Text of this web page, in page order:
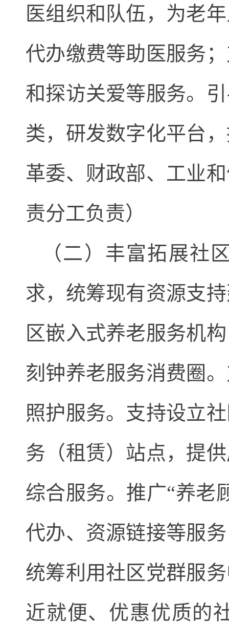
医组织和队伍，为老
代办缴费等助医服务
和探访关爱等服务。
类，研发数字化平台
革委、财政部、工业
责分工负责）
（二）丰富拓展社
求，统筹现有资源支
区嵌入式养老服务机
刻钟养老服务消费圈
照护服务。支持设立
务（租赁）站点，提
综合服务。推广“养老
代办、资源链接等服
统筹利用社区党群服
近就便、优惠优质的